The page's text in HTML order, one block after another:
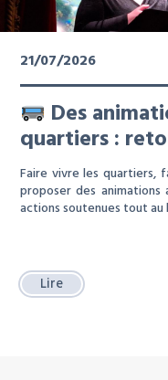
21/07/2026
Des
quartiers :
Faire vivre les quartiers,
proposer des animations
actions soutenues tout
Lire